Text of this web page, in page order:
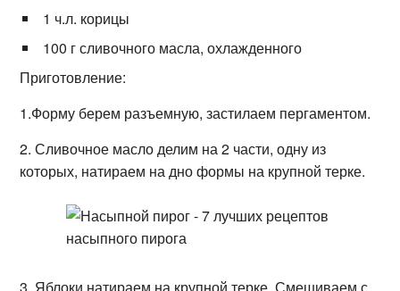
1 ч.л. корицы
100 г сливочного масла, охлажденного
Приготовление:
1.Форму берем разъемную, застилаем пергаментом.
2. Сливочное масло делим на 2 части, одну из
которых, натираем на дно формы на крупной терке.
3. Яблоки натираем на крупной терке. Смешиваем с